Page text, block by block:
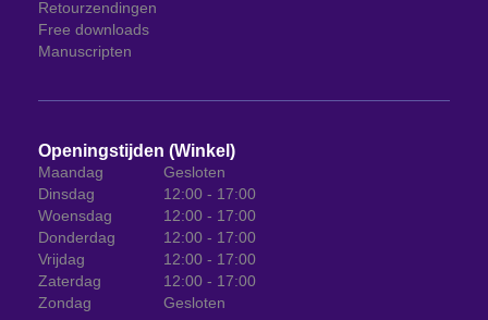
Retourzendingen
Free downloads
Manuscripten
Openingstijden (Winkel)
Maandag
Gesloten
Dinsdag
12:00 - 17:00
Woensdag
12:00 - 17:00
Donderdag
12:00 - 17:00
Vrijdag
12:00 - 17:00
Zaterdag
12:00 - 17:00
Zondag
Gesloten